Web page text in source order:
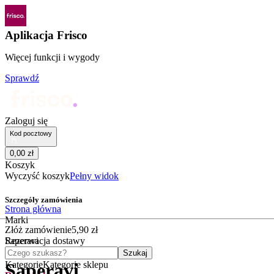
Aplikacja Frisco
Więcej funkcji i wygody
Sprawdź
Zaloguj się
Kod pocztowy
0,00 zł
Koszyk
Wyczyść koszykPełny widok
Szczegóły zamówienia
Złóż zamówienie5,90 zł
Rezerwacja dostawy
Czego szukasz?
Szukaj
KategorieKategorie sklepu
Strona główna
Marki
Saperavi